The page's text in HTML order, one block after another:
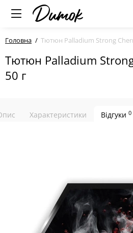
Головна Тютюн Palladium Strong
Тютюн Palladium
50 г
Характеристики Відгуки 0